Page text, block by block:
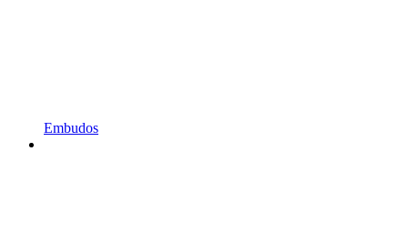
Embudos